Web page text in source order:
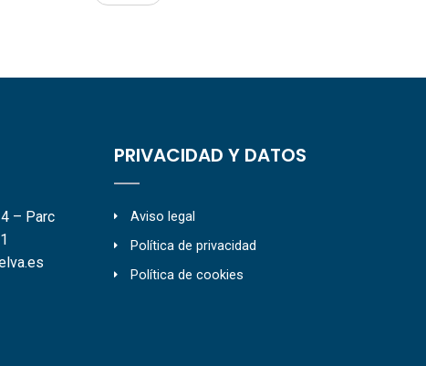
– Parc
PRIVACIDAD Y DATOS
Aviso legal
Política de privacidad
Política de cookies